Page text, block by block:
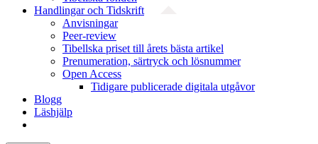
Handlingar och Tidskrift
Anvisningar
Peer-review
Tibellska priset till årets bästa artikel
Prenumeration, särtryck och lösnummer
Open Access
Tidigare publicerade digitala utgåvor
Blogg
Läshjälp